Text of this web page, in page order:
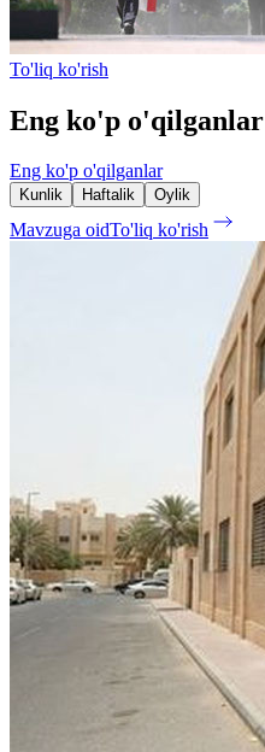
To'liq ko'rish
Eng ko'p o'qilganlar
Eng ko'p o'qilganlar
Kunlik Haftalik Oylik
Mavzuga oidTo'liq ko'rish